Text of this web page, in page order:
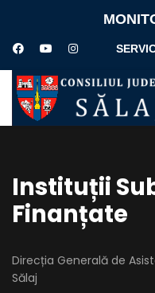
Instituții
Finanțate
Direcția Generală de
Sălaj